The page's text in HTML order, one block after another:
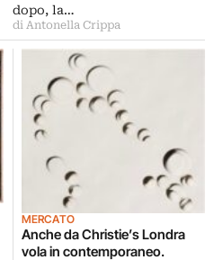
dopo, la…
di Antonella Crippa
MERCATO
Anche da Christie’s Londra
vola in contemporaneo.